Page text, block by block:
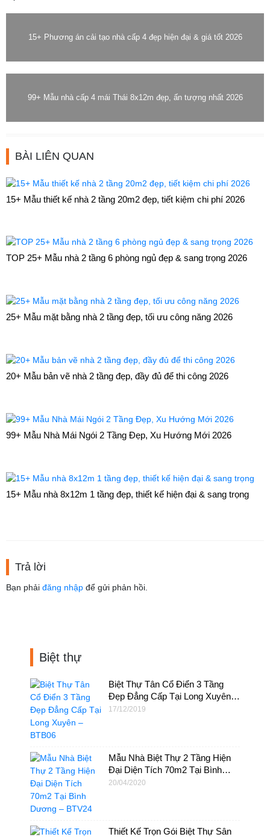
15+ Phương án cải tạo nhà cấp 4 đẹp hiện đại & giá tốt 2026
99+ Mẫu nhà cấp 4 mái Thái 8x12m đẹp, ấn tượng nhất 2026
BÀI LIÊN QUAN
15+ Mẫu thiết kế nhà 2 tầng 20m2 đẹp, tiết kiệm chi phí 2026
TOP 25+ Mẫu nhà 2 tầng 6 phòng ngủ đẹp & sang trọng 2026
25+ Mẫu mặt bằng nhà 2 tầng đẹp, tối ưu công năng 2026
20+ Mẫu bản vẽ nhà 2 tầng đẹp, đầy đủ để thi công 2026
99+ Mẫu Nhà Mái Ngói 2 Tầng Đẹp, Xu Hướng Mới 2026
15+ Mẫu nhà 8x12m 1 tầng đẹp, thiết kế hiện đại & sang trọng
Trả lời
Bạn phải đăng nhập để gửi phản hồi.
Biệt thự
Biệt Thự Tân Cổ Điển 3 Tầng
Đẹp Đẳng Cấp Tại Long Xuyên –
BTB06
17/12/2019
Mẫu Nhà Biệt Thự 2 Tầng Hiện
Đại Diện Tích 70m2 Tại Bình
Dương – BTV24
20/04/2020
Thiết Kế Trọn Gói Biệt Thự Sân